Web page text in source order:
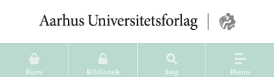
Kurv Bibliotek Søg Menu